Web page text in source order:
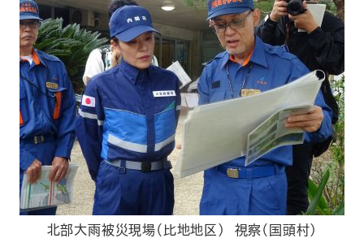
北部大雨被災現場（比地地区） 視察（国頭村）